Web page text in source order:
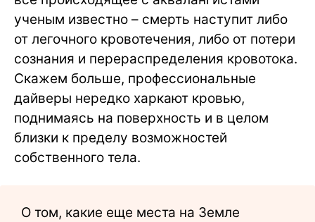
ученым известно – смерть наступит либо
от легочного кровотечения, либо от потери
сознания и перераспределения кровотока.
Скажем больше, профессиональные
дайверы нередко харкают кровью,
поднимаясь на поверхность и в целом
близки к пределу возможностей
собственного тела.
О том, какие еще места на Земле